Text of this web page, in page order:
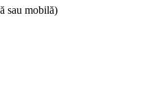
sau mobilă)